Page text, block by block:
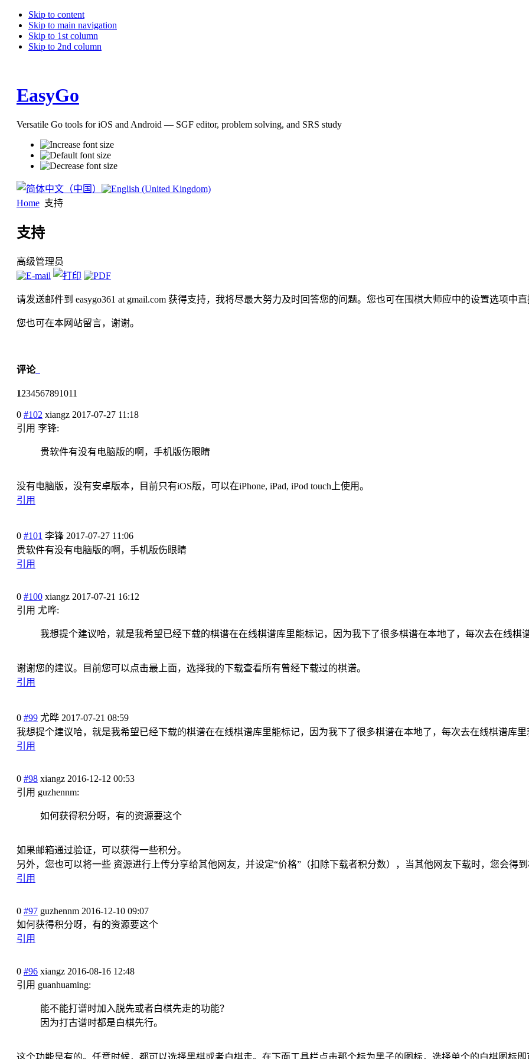
Skip to content
Skip to main navigation
Skip to 1st column
Skip to 2nd column
EasyGo
Versatile Go tools for iOS and Android — SGF editor, problem solving, and SRS study
Home 支持
支持
高级管理员
请发送邮件到 easygo361 at gmail.com 获得支持，我将尽最大努力及时回答您的问题。您也可在围棋大师应中的设置选项中直
您也可在本网站留言，谢谢。
评论
1234567891011
0 #102 xiangz 2017-07-27 11:18
引用 李锋:
贵软件有没有电脑版的啊，手机版伤眼睛
没有电脑版，没有安卓版本，目前只有iOS版，可以在iPhone, iPad, iPod touch上使用。
引用
0 #101 李锋 2017-07-27 11:06
贵软件有没有电脑版的啊，手机版伤眼睛
引用
0 #100 xiangz 2017-07-21 16:12
引用 尤晔:
我想提个建议哈，就是我希望已经下载的棋谱在在线棋谱库里能标记，因为我下了很多棋谱在本地了， 每次去在线棋
谢谢您的建议。目前您可以点击最上面，选择我的下载查看所有曾经下载过的棋谱。
引用
0 #99 尤晔 2017-07-21 08:59
我想提个建议哈，就是我希望已经下载的棋谱在在线棋谱库里能标记，因为我下了很多棋谱在本地了， 每次去在线棋谱库
引用
0 #98 xiangz 2016-12-12 00:53
引用 guzhennm:
如何获得积分呀，有的资源要这个
如果邮箱通过验证，可以获得一些积分。
另外，您也可以将一些 资源进行上传分享给其他网友，并设定“价格”（扣除下载者积分数），当其他网友下载时，您会得到
引用
0 #97 guzhennm 2016-12-10 09:07
如何获得积分呀，有的资源要这个
引用
0 #96 xiangz 2016-08-16 12:48
引用 guanhuaming:
能不能打谱时加入脱先或者白棋先走的功能？
因为打古谱时都是白棋先行。